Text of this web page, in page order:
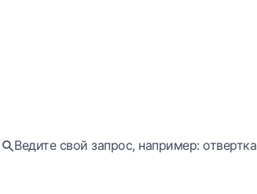
Ведите свой запрос, например: отвертка